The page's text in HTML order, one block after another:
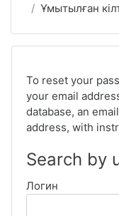
Ұмытылған
To reset your
your email
database, an
address, with
Search by
Логин